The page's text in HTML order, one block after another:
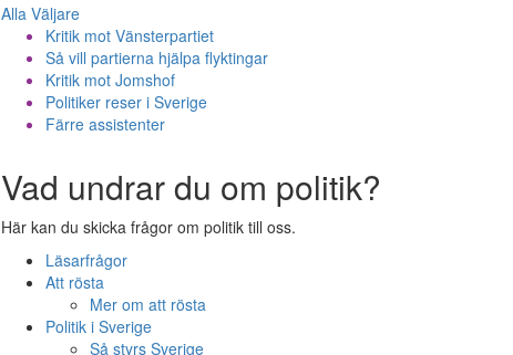
Alla Väljare
Kritik mot Vänsterpartiet
Så vill partierna hjälpa flyktingar
Kritik mot Jomshof
Politiker reser i Sverige
Färre assistenter
Vad undrar du om politik?
Här kan du skicka frågor om politik till oss.
Läsarfrågor
Att rösta
Mer om att rösta
Politik i Sverige
Så styrs Sverige